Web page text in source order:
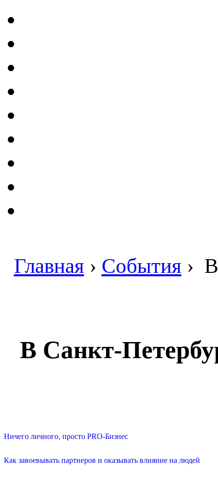
Главная › События ›
В Санкт-
Ничего личного, просто PRO-Бизнес
Как завоевывать партнеров и оказывать влияние на людей